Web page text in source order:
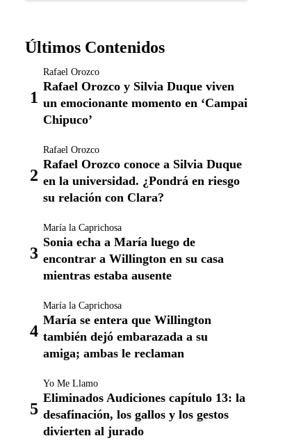
Últimos Contenidos
Rafael Orozco
Rafael Orozco y Silvia Duque viven
un emocionante momento en ‘Campai
Chipuco’
Rafael Orozco
Rafael Orozco conoce a Silvia Duque
en la universidad. ¿Pondrá en riesgo
su relación con Clara?
María la Caprichosa
Sonia echa a María luego de
encontrar a Willington en su casa
mientras estaba ausente
María la Caprichosa
María se entera que Willington
también dejó embarazada a su
amiga; ambas le reclaman
Yo Me Llamo
Eliminados Audiciones capítulo 13: la
desafinación, los gallos y los gestos
divierten al jurado